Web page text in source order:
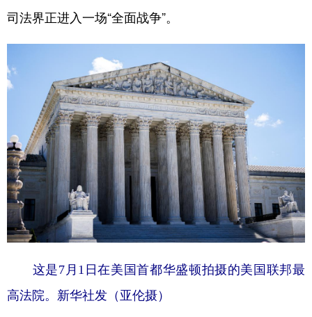
司法界正进入一场“全面战争”。
这是7月1日在美国首都华盛顿拍摄的美国联邦最
高法院。新华社发（亚伦摄）